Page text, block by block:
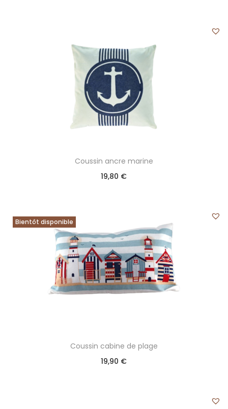
Coussin ancre marine
19,80 €
Bientôt disponible
Coussin cabine de plage
19,90 €